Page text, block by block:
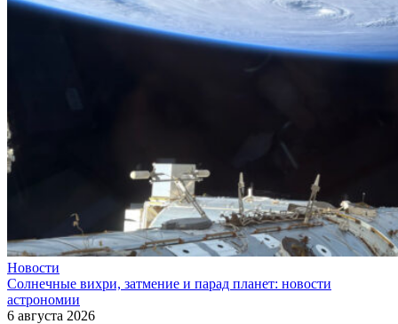
Новости
Солнечные вихри, затмение и парад планет: новости
астрономии
6 августа 2026